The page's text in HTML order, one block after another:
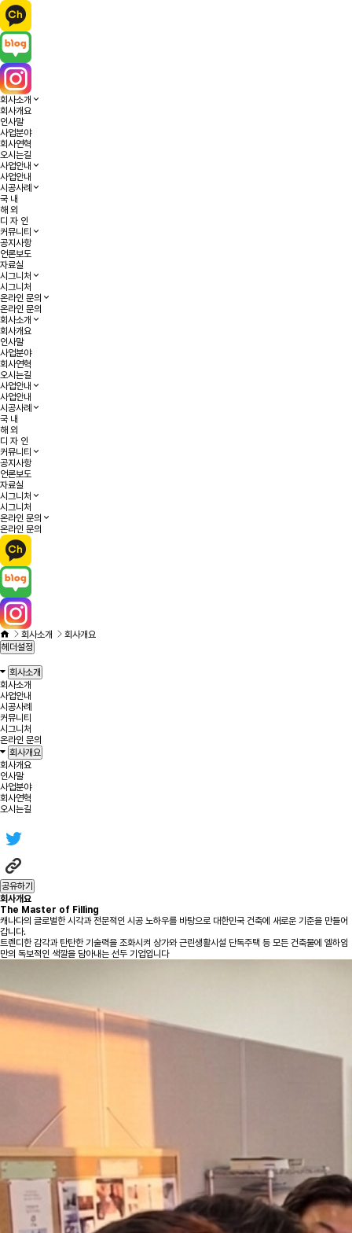
회사소개
회사개요
인사말
사업분야
회사연혁
오시는길
사업안내
사업안내
시공사례
국 내
해 외
디 자 인
커뮤니티
공지사항
언론보도
자료실
시그니처
시그니처
온라인 문의
온라인 문의
회사소개
회사개요
인사말
사업분야
회사연혁
오시는길
사업안내
사업안내
시공사례
국 내
해 외
디 자 인
커뮤니티
공지사항
언론보도
자료실
시그니처
시그니처
온라인 문의
온라인 문의
회사소개
회사개요
헤더설정
회사소개
회사소개
사업안내
시공사례
커뮤니티
시그니처
온라인 문의
회사개요
회사개요
인사말
사업분야
회사연혁
오시는길
공유하기
회사개요
The Master of Filling
캐나다의 글로벌한 시각과 전문적인 시공 노하우를 바탕으로 대한민국 건축에 새로운 기준을 만들어
갑니다.
트렌디한 감각과 탄탄한 기술력을 조화시켜 상가와 근린생활시설 단독주택 등 모든 건축물에 엘하임
만의 독보적인 색깔을 담아내는 선두 기업입니다